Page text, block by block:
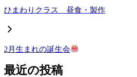
ひまわりクラス 昼食・製作
2月生まれの誕生会
最近の投稿